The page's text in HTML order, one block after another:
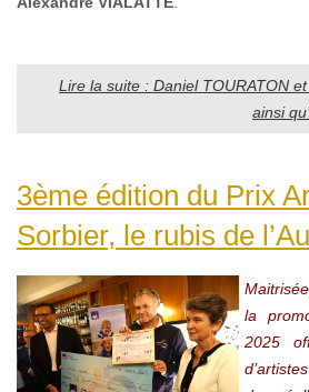
Lire la suite : Daniel TOURATON
ainsi
3ème édition du Prix
Sorbier, le rubis de
la
2025